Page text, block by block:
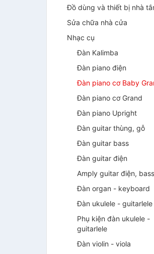
Đồ dùng và thiết bị nhà
Sửa chữa nhà cửa
Nhạc cụ
Đàn Kalimba
Đàn piano điện
Đàn piano cơ Baby
Đàn piano cơ Grand
Đàn piano Upright
Đàn guitar thùng, gỗ
Đàn guitar bass
Đàn guitar điện
Amply guitar điện,
Đàn organ - keyboard
Đàn ukulele - guitarlele
Phụ kiện đàn ukulele -
guitarlele
Đàn violin - viola